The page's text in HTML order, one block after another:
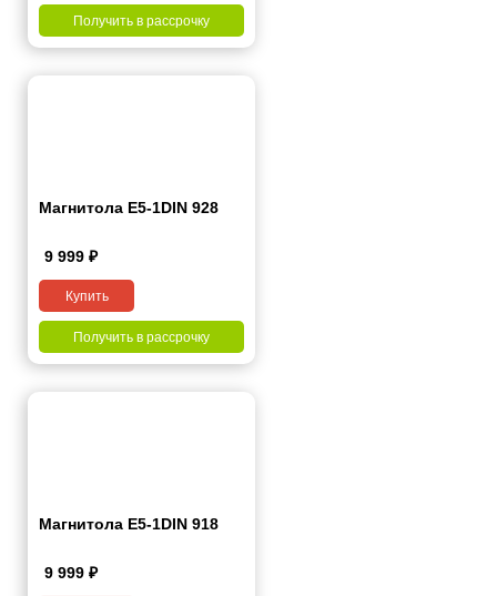
Получить в рассрочку
Магнитола E5-1DIN 928
9 999 ₽
Купить
Получить в рассрочку
Магнитола E5-1DIN 918
9 999 ₽